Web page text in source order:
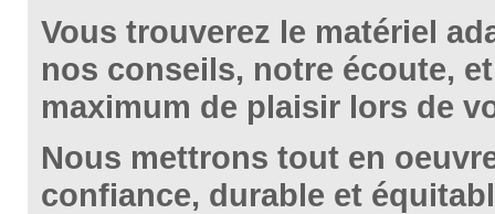
Vous trouverez le matériel
nos conseils, notre écoute,
maximum de plaisir lors de
Nous mettrons tout en
confiance, durable et